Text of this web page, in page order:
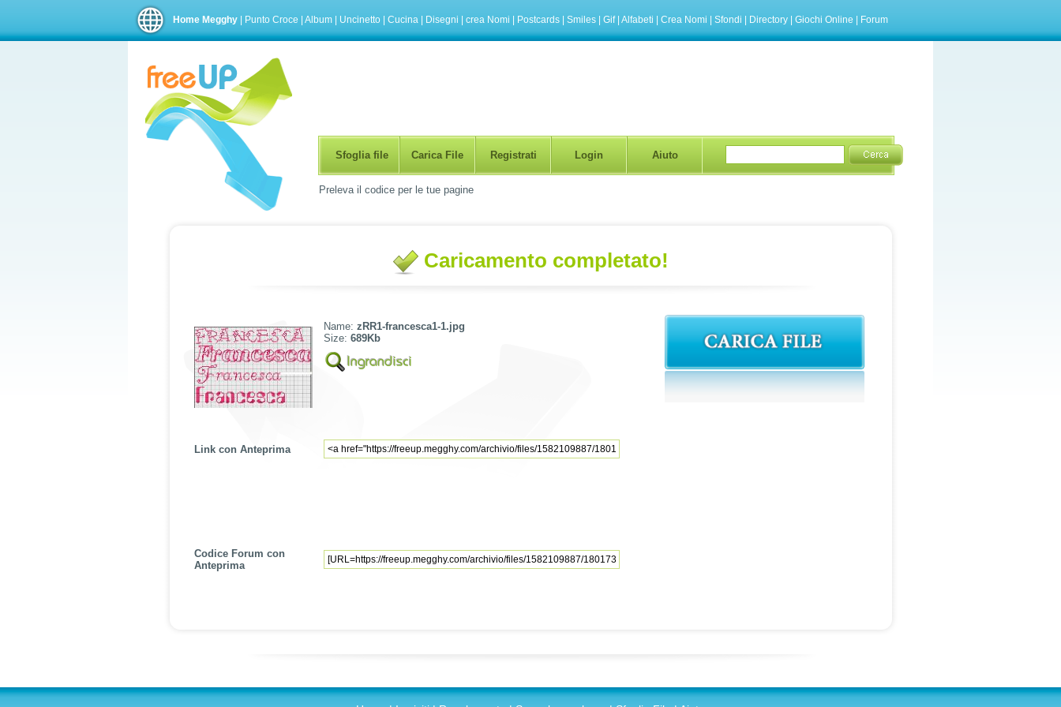
Home Megghy Punto Croce Album Uncinetto Cucina Disegni crea Nomi Postcards Smiles Gif| Alfabeti Crea Nomi Sfondi Directory Giochi Online Forum
Sfoglia file Carica File Registrati Login Aiuto
Preleva il codice per le tue pagine
Caricamento completato!
Name: zRR1-francesca1-1.jpg
Size: 689Kb
Link con Anteprima
Codice Forum con
Anteprima